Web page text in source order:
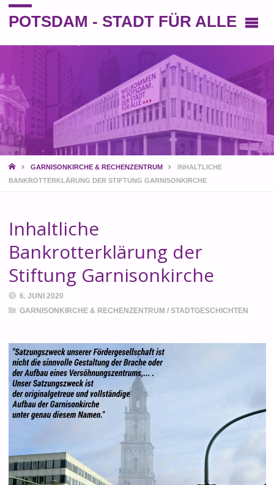
POTSDAM - STADT FÜR ALLE
STARTGARNISONKIRCHE & RECHENZENTRUM
INHALTLICHE
BANKROTTERKLÄRUNG DER STIFTUNG GARNISONKIRCHE
Inhaltliche
Bankrotterklärung der
Stiftung Garnisonkirche
6. JUNI 2020
GARNISONKIRCHE & RECHENZENTRUM /STADTGESCHICHTEN